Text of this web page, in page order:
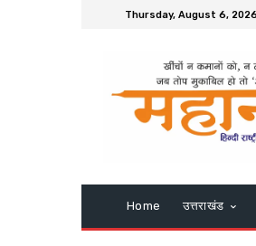
Thursday, August 6, 2026
Home उत्तराखंड